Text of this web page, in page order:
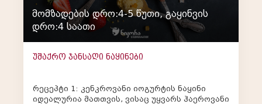
მომზადების დრო:4-5 წუთი, გაყინვის
დრო:4 საათი
უშაქრო ჯანსაღი ნაყინები
რეცეპტი 1: კენკროვანი იოგურტის ნაყინი
იდეალურია მათთვის, ვისაც უყვარს ჰაეროვანი